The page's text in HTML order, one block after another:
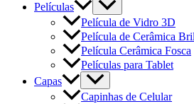
Películas
Película de Vidro 3D
Película de Cerâmica
Película Cerâmica Fosca
Películas para Tablet
Capas
Capinhas de Celular